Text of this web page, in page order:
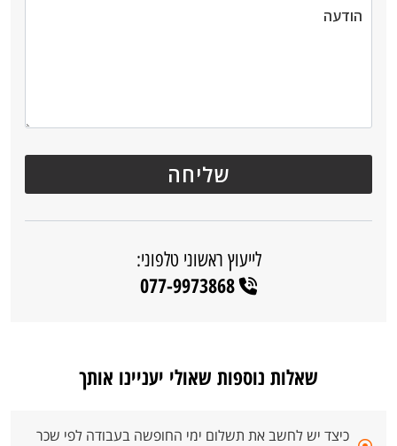
לייעוץ ראשוני טלפוני:
077-9973868
שאלות נוספות שאולי יעניינו אותך
כיצד יש לחשב את תשלום ימי החופשה בעבודה לפי שכר